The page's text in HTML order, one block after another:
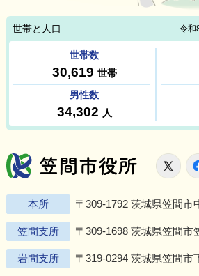
笠間市
X
本所 〒309-1792 茨城県笠間市
笠間支所 〒309-1698 茨城県笠間市
岩間支所 〒319-0294 茨城県笠間市